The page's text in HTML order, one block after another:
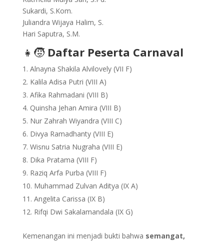
Sukardi, S.Kom.
Juliandra Wijaya Halim, S.
Hari Saputra, S.M.
👧🧒 Daftar Peserta Carnaval
Alnayna Shakila Alvilovely (VII F)
Kalila Adisa Putri (VIII A)
Afika Rahmadani (VIII B)
Quinsha Jehan Amira (VIII B)
Nur Zahrah Wiyandra (VIII C)
Divya Ramadhanty (VIII E)
Wisnu Satria Nugraha (VIII E)
Dika Pratama (VIII F)
Raziq Arfa Purba (VIII F)
Muhammad Zulvan Aditya (IX A)
Angelita Carissa (IX B)
Rifqi Dwi Sakalamandala (IX G)
Kemenangan ini menjadi bukti bahwa semangat,